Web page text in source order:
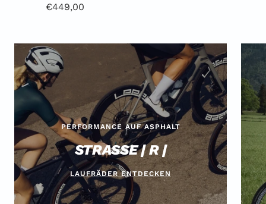
Angebotspreis
€449,00
PERFORMANCE AUF ASPHALT
STRASSE | R |
LAUFRÄDER ENTDECKEN